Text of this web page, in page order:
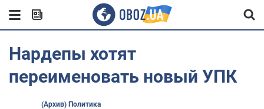
Нардепы хотят
переименовать новый УПК
(Архив) Политика